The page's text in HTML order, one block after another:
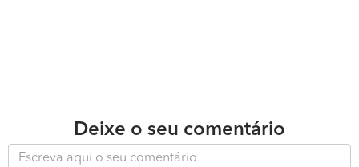
Deixe o seu comentário